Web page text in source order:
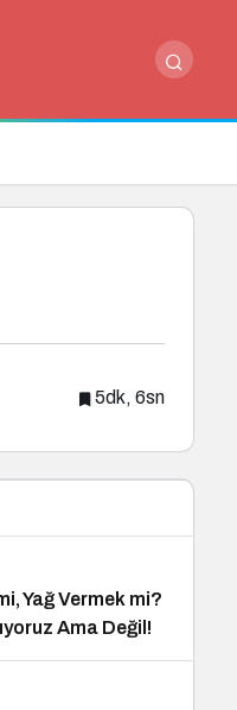
5dk, 6sn
Yağ Vermek mi?
Ama Değil!